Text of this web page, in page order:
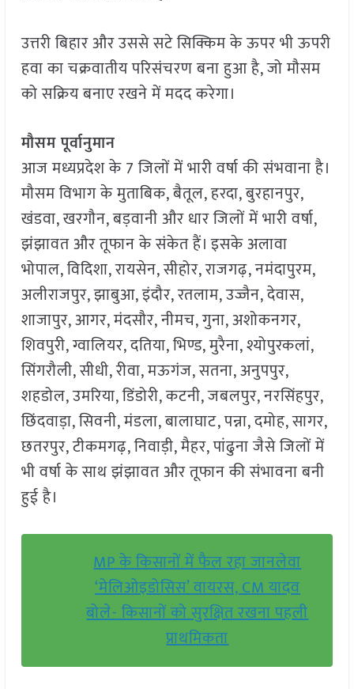
उत्तरी बिहार और उससे सटे सिक्किम के ऊपर भी ऊपरी
हवा का चक्रवातीय परिसंचरण बना हुआ है, जो मौसम
को सक्रिय बनाए रखने में मदद करेगा।
मौसम पूर्वानुमान
आज मध्यप्रदेश के 7 जिलों में भारी वर्षा की संभवाना है।
मौसम विभाग के मुताबिक, बैतूल, हरदा, बुरहानपुर,
खंडवा, खरगौन, बड़वानी और धार जिलों में भारी वर्षा,
झंझावत और तूफान के संकेत हैं। इसके अलावा
भोपाल, विदिशा, रायसेन, सीहोर, राजगढ़, नमंदापुरम,
अलीराजपुर, झाबुआ, इंदौर, रतलाम, उज्जैन, देवास,
शाजापुर, आगर, मंदसौर, नीमच, गुना, अशोकनगर,
शिवपुरी, ग्वालियर, दतिया, भिण्ड, मुरैना, श्योपुरकलां,
सिंगरौली, सीधी, रीवा, मऊगंज, सतना, अनुपपुर,
शहडोल, उमरिया, डिंडोरी, कटनी, जबलपुर, नरसिंहपुर,
छिंदवाड़ा, सिवनी, मंडला, बालाघाट, पन्ना, दमोह, सागर,
छतरपुर, टीकमगढ़, निवाड़ी, मैहर, पांढुना जैसे जिलों में
भी वर्षा के साथ झंझावत और तूफान की संभावना बनी
हुई है।
MP के किसानों में फैल रहा जानलेवा
‘मेलिओइडोसिस’ वायरस, CM यादव
बोले- किसानों को सुरक्षित रखना पहली
प्राथमिकता